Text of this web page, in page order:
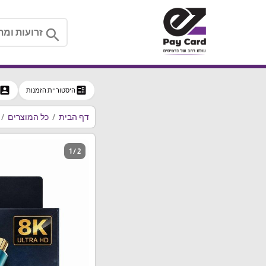
search
ballot היסטוריית הזמנות
דף הבית כל המוצרים
1 / 2